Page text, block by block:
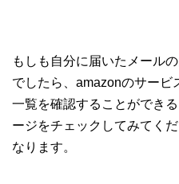
もしも自分に届いたメール
でしたら、amazonのサービ
一覧を確認することができ
ージをチェックしてみてく
なります。